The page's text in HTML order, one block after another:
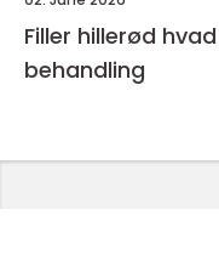
Filler hillerød hvad du skal vide, før du vælger
behandling